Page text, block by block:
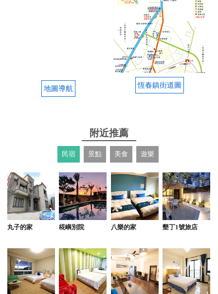
個接洽的人，讓人安心，成功自己冒險之旅，感謝老
from google
2025-08-07 15:47:36
老闆非常親切 人超好 下次還會來這裡租車
到墾丁租車，老闆人很客氣，借、還車都會接駁到轉
運站，方便許多！脫線的我還了車卻忘記還鑰匙，讓
老闆多跑一趟來跟我拿，真不好意思，謝謝老闆！
from google
可以甲租乙地還很方便，選擇新的機車假日450/天，
車況還不錯，店家也很熱心的回程載我們去搭客運～
唯一的小缺點大概就是安全帽都是沒有罩子的（前座
的眼睛很容易進沙）。
地圖導航 恆春鎮街道圖
附近推薦
民宿 景點 美食 遊樂
丸子的家 椛嶼別院 八樂的家 墾丁1號旅店